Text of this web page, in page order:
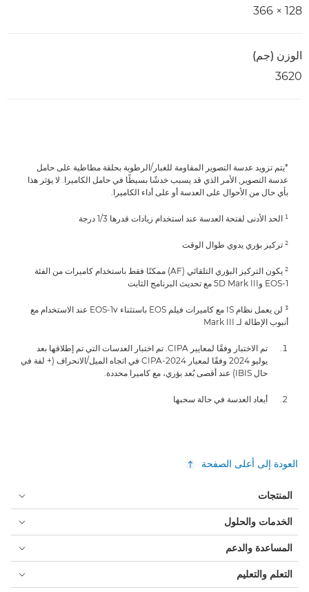
128 × 366
الوزن (جم)
3620
*يتم تزويد عدسة التصوير المقاومة للغبار/الرطوبة بحلقة مطاطية على حامل
عدسة التصوير, الأمر الذي قد يسبب خدشًا بسيطًا في حامل الكاميرا. لا يؤثر هذا
بأي حال من الأحوال على العدسة أو على أداء الكاميرا.
¹ الحد الأدنى لفتحة العدسة عند استخدام زيادات قدرها 1/3 درجة
² تركيز بؤري يدوي طوال الوقت
² يكون التركيز البؤري التلقائي (AF) ممكنًا فقط باستخدام كاميرات من الفئة
EOS-1 و5D Mark III مع تحديث البرنامج الثابت
³ لن يعمل نظام IS مع كاميرات فيلم EOS باستثناء EOS-1v عند الاستخدام مع
أنبوب الإطالة لـ Mark III
تم الاختبار وفقًا لمعايير CIPA. تم اختبار العدسات التي تم إطلاقها بعد
يوليو 2024 وفقًا لمعيار CIPA-2024 في اتجاه الميل/الانحراف (+ لفة في
حال IBIS) عند أقصى بُعد بؤري، مع كاميرا محددة.
أبعاد العدسة في حالة سحبها
العودة إلى أعلى الصفحة
المنتجات
الخدمات والحلول
المساعدة والدعم
التعلم والتعليم